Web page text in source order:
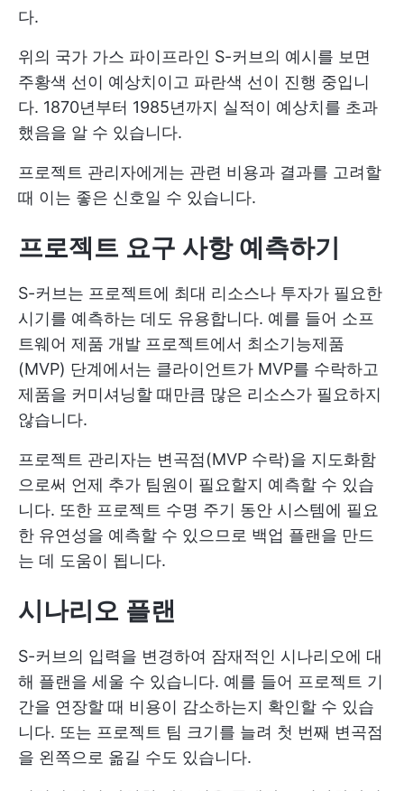
다.
위의 국가 가스 파이프라인 S-커브의 예시를 보면
주황색 선이 예상치이고 파란색 선이 진행 중입니
다. 1870년부터 1985년까지 실적이 예상치를 초과
했음을 알 수 있습니다.
프로젝트 관리자에게는 관련 비용과 결과를 고려할
때 이는 좋은 신호일 수 있습니다.
프로젝트 요구 사항 예측하기
S-커브는 프로젝트에 최대 리소스나 투자가 필요한
시기를 예측하는 데도 유용합니다. 예를 들어 소프
트웨어 제품 개발 프로젝트에서 최소기능제품
(MVP) 단계에서는 클라이언트가 MVP를 수락하고
제품을 커미셔닝할 때만큼 많은 리소스가 필요하지
않습니다.
프로젝트 관리자는 변곡점(MVP 수락)을 지도화함
으로써 언제 추가 팀원이 필요할지 예측할 수 있습
니다. 또한 프로젝트 수명 주기 동안 시스템에 필요
한 유연성을 예측할 수 있으므로 백업 플랜을 만드
는 데 도움이 됩니다.
시나리오 플랜
S-커브의 입력을 변경하여 잠재적인 시나리오에 대
해 플랜을 세울 수 있습니다. 예를 들어 프로젝트 기
간을 연장할 때 비용이 감소하는지 확인할 수 있습
니다. 또는 프로젝트 팀 크기를 늘려 첫 번째 변곡점
을 왼쪽으로 옮길 수도 있습니다.